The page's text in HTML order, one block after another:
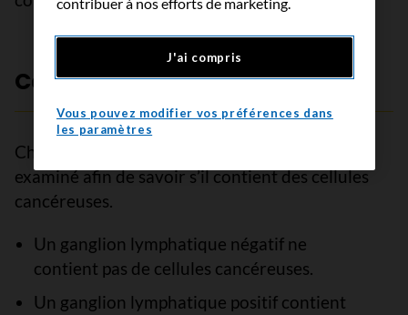
Ce que signifient les résultats
Chaque ganglion lymphatique enlevé est
examiné afin de savoir s’il contient des cellules
cancéreuses.
Un ganglion lymphatique négatif ne
contient pas de cellules cancéreuses.
Un ganglion lymphatique positif contient
J'ai compris
Vous pouvez modifier vos préférences dans
les paramètres